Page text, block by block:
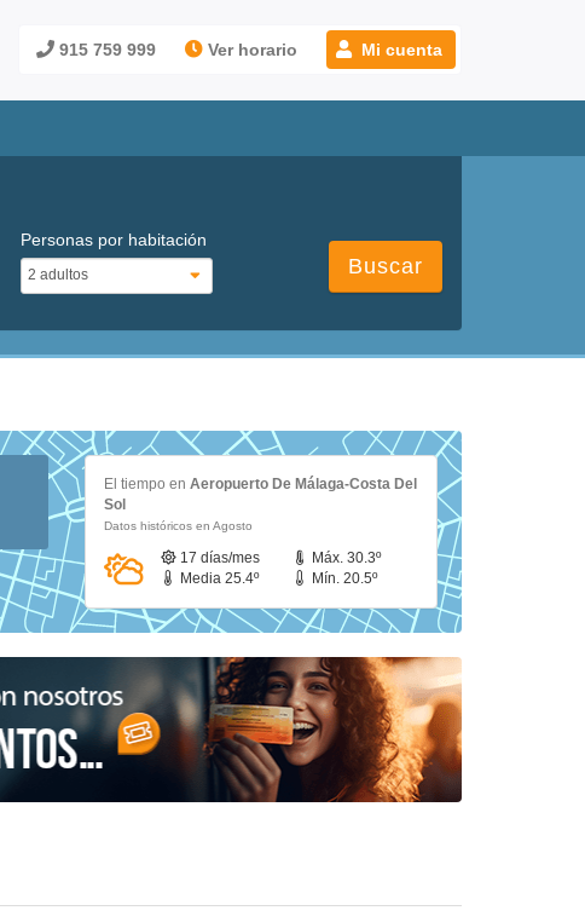
915 759 999 Ver horario Mi cuenta
Personas por habitación
Buscar
El tiempo enAeropuerto De Málaga-Costa Del
Sol
Datos históricos en Agosto
17 días/mes
Máx. 30.3º
Media 25.4º
Mín. 20.5º